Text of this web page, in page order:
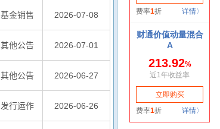
基金销售 2026-07-08
其他公告 2026-07-01
其他公告 2026-06-27
发行运作 2026-06-26